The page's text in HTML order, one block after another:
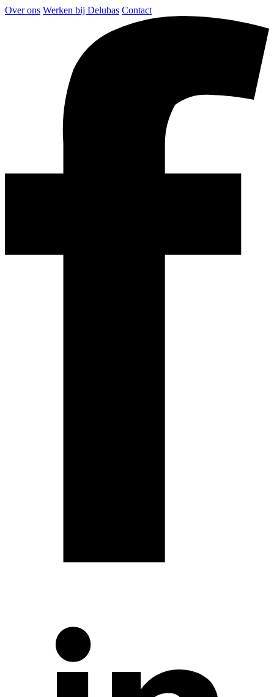
Over ons Werken bij Delubas Contact